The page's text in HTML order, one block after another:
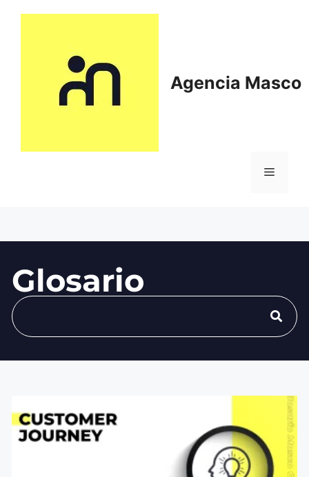
Agencia Masco
Glosario